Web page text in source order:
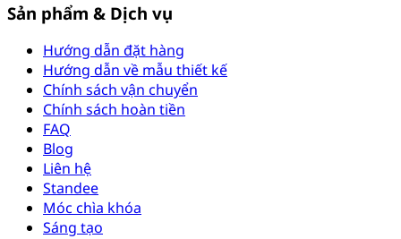
Sản phẩm & Dịch vụ
Hướng dẫn đặt hàng
Hướng dẫn về mẫu thiết kế
Chính sách vận chuyển
Chính sách hoàn tiền
FAQ
Blog
Liên hệ
Standee
Móc chìa khóa
Sáng tạo